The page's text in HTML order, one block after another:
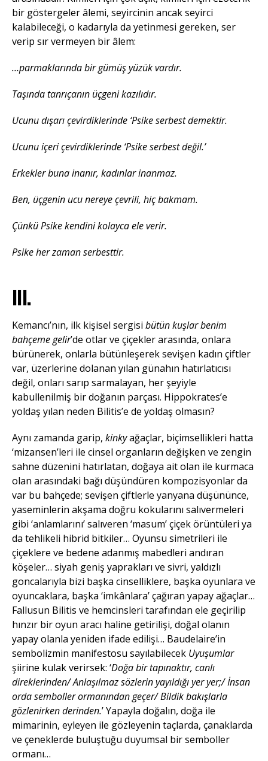
bir göstergeler âlemi, seyircinin ancak seyirci
kalabileceği, o kadarıyla da yetinmesi gereken, ser
verip sır vermeyen bir âlem:
…parmaklarında bir gümüş yüzük vardır.
Taşında tanrıçanın üçgeni kazılıdır.
Ucunu dışarı çevirdiklerinde ‘Psike serbest demektir.
Ucunu içeri çevirdiklerinde ‘Psike serbest değil.’
Erkekler buna inanır, kadınlar inanmaz.
Ben, üçgenin ucu nereye çevrili, hiç bakmam.
Çünkü Psike kendini kolayca ele verir.
Psike her zaman serbesttir.
III.
Kemancı’nın, ilk kişisel sergisi bütün kuşlar benim
bahçeme gelir’de otlar ve çiçekler arasında, onlara
bürünerek, onlarla bütünleşerek sevişen kadın çiftler
var, üzerlerine dolanan yılan günahın hatırlatıcısı
değil, onları sarıp sarmalayan, her şeyiyle
kabullenilmiş bir doğanın parçası. Hippokrates’e
yoldaş yılan neden Bilitis’e de yoldaş olmasın?
Aynı zamanda garip, kinkyağaçlar, biçimsellikleri hatta
‘mizansen’leri ile cinsel organların değişken ve zengin
sahne düzenini hatırlatan, doğaya ait olan ile kurmaca
olan arasındaki bağı düşündüren kompozisyonlar da
var bu bahçede; sevişen çiftlerle yanyana düşününce,
yaseminlerin akşama doğru kokularını salıvermeleri
gibi ‘anlamlarını’ salıveren ‘masum’ çiçek örüntüleri ya
da tehlikeli hibrid bitkiler… Oyunsu simetrileri ile
çiçeklere ve bedene adanmış mabedleri andıran
köşeler… siyah geniş yaprakları ve sivri, yaldızlı
goncalarıyla bizi başka cinselliklere, başka oyunlara ve
oyuncaklara, başka ‘imkânlara’ çağıran yapay ağaçlar…
Fallusun Bilitis ve hemcinsleri tarafından ele geçirilip
hınzır bir oyun aracı haline getirilişi, doğal olanın
yapay olanla yeniden ifade edilişi… Baudelaire’in
sembolizmin manifestosu sayılabilecek Uyuşumlar
şiirine kulak verirsek: ‘Doğa bir tapınaktır, canlı
direklerinden/ Anlaşılmaz sözlerin yayıldığı yer yer;/ İnsan
orda semboller ormanından geçer/ Bildik bakışlarla
gözlenirken derinden.’ Yapayla doğalın, doğa ile
mimarinin, eyleyen ile gözleyenin taçlarda, çanaklarda
ve çeneklerde buluştuğu duyumsal bir semboller
ormanı…